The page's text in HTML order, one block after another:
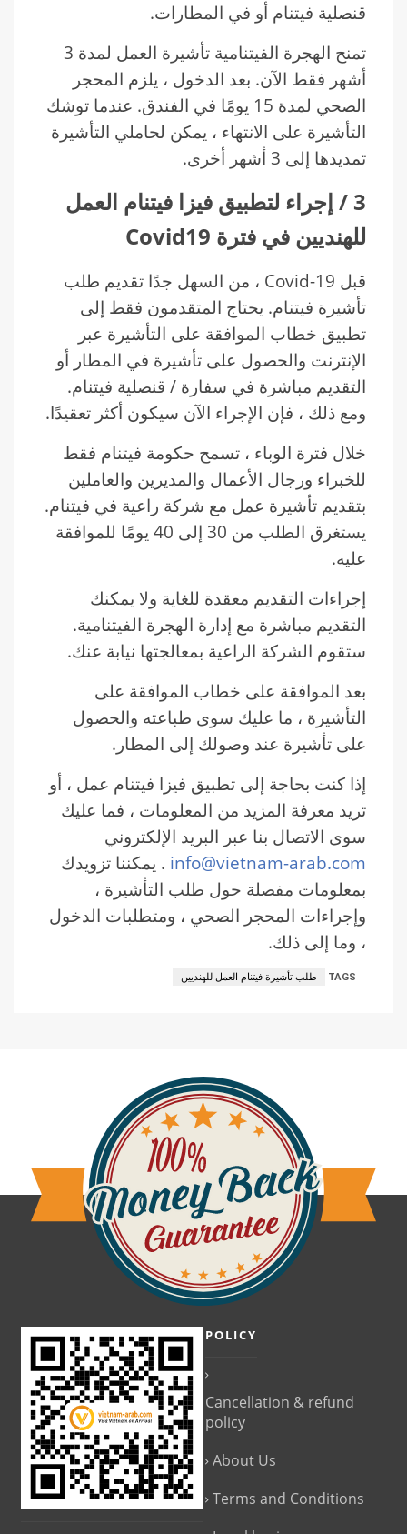
قنصلية فيتنام أو في المطارات.
تمنح الهجرة الفيتنامية تأشيرة العمل لمدة 3
أشهر فقط الآن. بعد الدخول ، يلزم المحجر
الصحي لمدة 15 يومًا في الفندق. عندما توشك
التأشيرة على الانتهاء ، يمكن لحاملي التأشيرة
تمديدها إلى 3 أشهر أخرى.
3
/ إجراء لتطبيق فيزا فيتنام العمل
للهنديين في فترة Covid19
قبل Covid-19 ، من السهل جدًا تقديم طلب
تأشيرة فيتنام. يحتاج المتقدمون فقط إلى
تطبيق خطاب الموافقة على التأشيرة عبر
الإنترنت والحصول على تأشيرة في المطار أو
التقديم مباشرة في سفارة / قنصلية فيتنام.
ومع ذلك ، فإن الإجراء الآن سيكون أكثر تعقيدًا.
خلال فترة الوباء ، تسمح حكومة فيتنام فقط
للخبراء ورجال الأعمال والمديرين والعاملين
بتقديم تأشيرة عمل مع شركة راعية في فيتنام.
يستغرق الطلب من 30 إلى 40 يومًا للموافقة
عليه.
إجراءات التقديم معقدة للغاية ولا يمكنك
التقديم مباشرة مع إدارة الهجرة الفيتنامية.
ستقوم الشركة الراعية بمعالجتها نيابة عنك.
بعد الموافقة على خطاب الموافقة على
التأشيرة ، ما عليك سوى طباعته والحصول
على تأشيرة عند وصولك إلى المطار.
إذا كنت بحاجة إلى تطبيق فيزا فيتنام عمل ، أو
تريد معرفة المزيد من المعلومات ، فما عليك
سوى الاتصال بنا عبر البريد الإلكتروني
info@vietnam-arab.com . يمكننا تزويدك
بمعلومات مفصلة حول طلب التأشيرة ،
وإجراءات المحجر الصحي ، ومتطلبات الدخول
، وما إلى ذلك.
TAGS طلب تأشيرة فيتنام العمل للهنديين
POLICY
Cancellation & refund
policy
About Us
Terms and Conditions